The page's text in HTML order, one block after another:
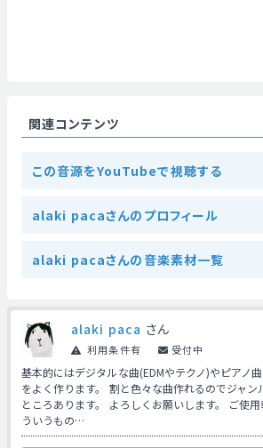
関連コンテンツ
この音源をYouTubeで視聴する
alaki pacaさんのプロフィール
alaki pacaさんの音楽素材一覧
alaki paca さん
利用条件有 受付中
基本的にはデジタルな曲(EDMやテクノ)やピアノ
をよく作ります。 割と色々な曲作れるのでジャン
ところあります。 よろしくお願いします。 ご使
ういうもの…